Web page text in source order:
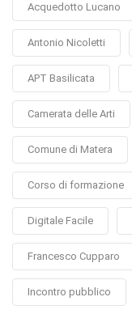
Acquedotto Lucano
Antonio Nicoletti
APT Basilicata
Camerata delle Arti
Comune di Matera
Corso di formazione
Digitale Facile
Francesco Cupparo
Incontro pubblico